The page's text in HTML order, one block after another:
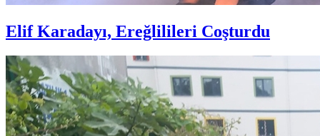
Elif Karadayı, Ereğlilileri Coşturdu